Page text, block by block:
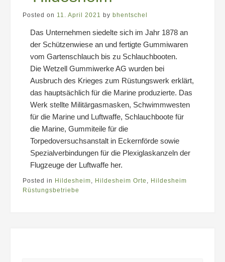
Posted on 11. April 2021 by bhentschel
Das Unternehmen siedelte sich im Jahr 1878 an
der Schützenwiese an und fertigte Gummiwaren
vom Gartenschlauch bis zu Schlauchbooten.
Die Wetzell Gummiwerke AG wurden bei
Ausbruch des Krieges zum Rüstungswerk erklärt,
das hauptsächlich für die Marine produzierte. Das
Werk stellte Militärgasmasken, Schwimmwesten
für die Marine und Luftwaffe, Schlauchboote für
die Marine, Gummiteile für die
Torpedoversuchsanstalt in Eckernförde sowie
Spezialverbindungen für die Plexiglaskanzeln der
Flugzeuge der Luftwaffe her.
Posted in Hildesheim, Hildesheim Orte , Hildesheim
Rüstungsbetriebe